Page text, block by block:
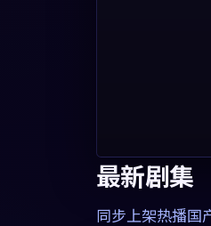
最新剧集
同步上架热播国